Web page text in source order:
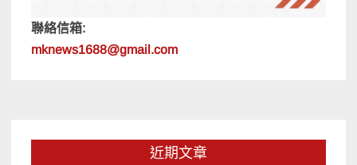
聯絡信箱:
mknews1688@gmail.com
近期文章